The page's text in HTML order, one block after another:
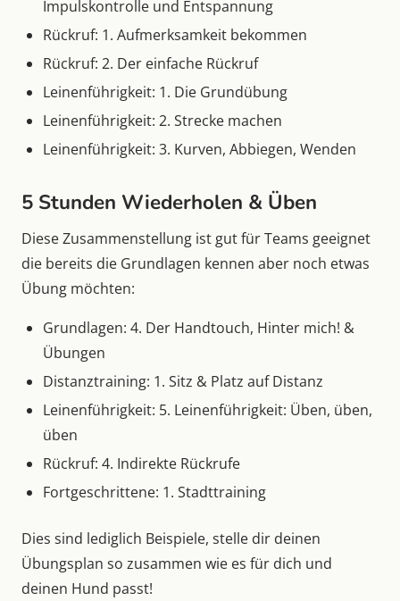
Impulskontrolle und Entspannung
Rückruf: 1. Aufmerksamkeit bekommen
Rückruf: 2. Der einfache Rückruf
Leinenführigkeit: 1. Die Grundübung
Leinenführigkeit: 2. Strecke machen
Leinenführigkeit: 3. Kurven, Abbiegen, Wenden
5 Stunden Wiederholen & Üben
Diese Zusammenstellung ist gut für Teams geeignet
die bereits die Grundlagen kennen aber noch etwas
Übung möchten:
Grundlagen: 4. Der Handtouch, Hinter mich! &
Übungen
Distanztraining: 1. Sitz & Platz auf Distanz
Leinenführigkeit: 5. Leinenführigkeit: Üben, üben,
üben
Rückruf: 4. Indirekte Rückrufe
Fortgeschrittene: 1. Stadttraining
Dies sind lediglich Beispiele, stelle dir deinen
Übungsplan so zusammen wie es für dich und
deinen Hund passt!